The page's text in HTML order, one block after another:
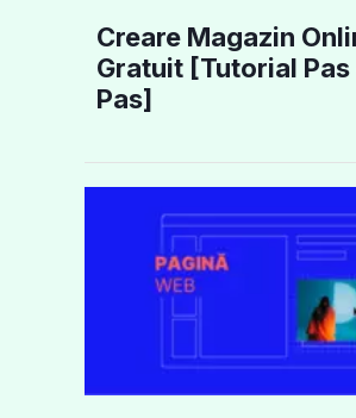
Creare Magazin
Gratuit [Tutorial Pas
Pas]